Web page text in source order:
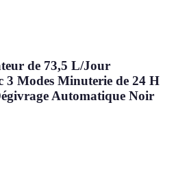
de 73,5 L/Jour
3 Modes Minuterie de 24 H
Automatique Noir